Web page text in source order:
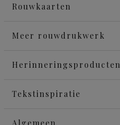
Rouwkaarten
Meer rouwdrukwerk
Herinneringsproducten
Tekstinspiratie
Algemeen